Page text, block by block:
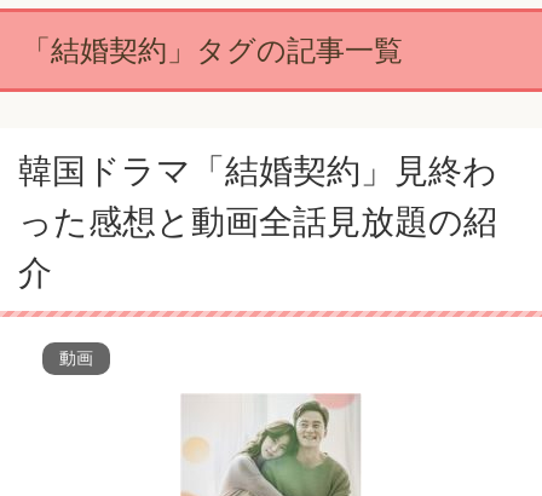
「結婚契約」タグの記事一覧
韓国ドラマ「結婚契約」見終わ
った感想と動画全話見放題の紹
介
動画